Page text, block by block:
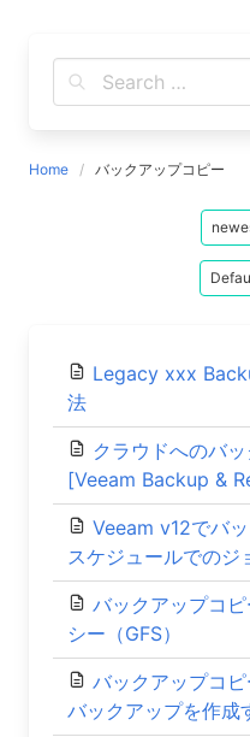
Home バックアップコピー
Legacy xxx
法
クラウドへのバ
[Veeam Backup &
Veeam v12でバ
スケジュールでのジ
バックアップコ
シー（GFS）
バックアップコ
バックアップを作成